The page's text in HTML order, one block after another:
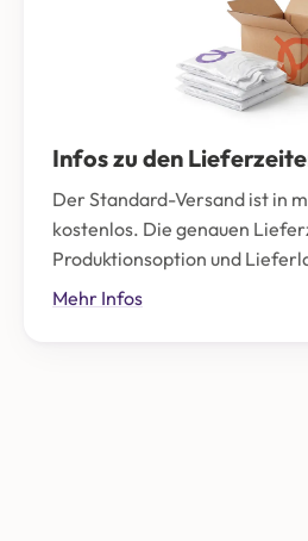
Infos zu den
Der Standard-Versand ist in
kostenlos. Die genauen
Produktionsoption und
Mehr Infos